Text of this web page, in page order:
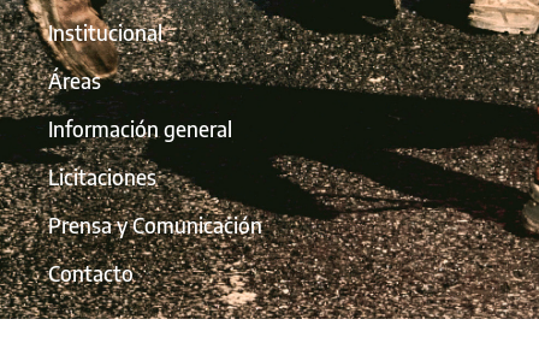
Institucional
Áreas
Información general
Licitaciones
Prensa y Comunicación
Contacto